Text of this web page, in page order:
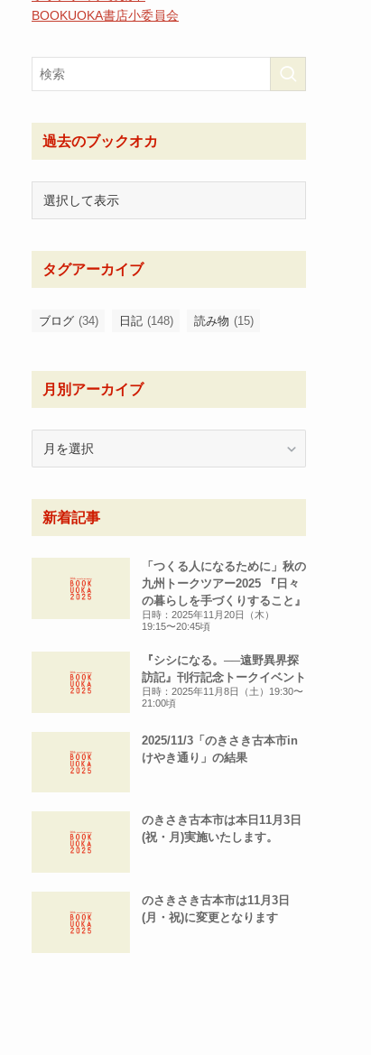
BOOKUOKA書店小委員会
過去のブックオカ
タグアーカイブ
ブログ (34) 日記 (148) 読み物 (15)
月別アーカイブ
ー
イ
ブ
新着記事
「つくる人になるために」秋の
九州トークツアー2025 『日々
の暮らしを手づくりすること』
日時：2025年11月20日（木）
19:15〜20:45頃
『シシになる。──遠野異界探
訪記』刊行記念トークイベント
日時：2025年11月8日（土）19:30〜
21:00頃
2025/11/3「のきさき古本市in
けやき通り」の結果
のきさき古本市は本日11月3日
(祝・月)実施いたします。
のさきさき古本市は11月3日
(月・祝)に変更となります